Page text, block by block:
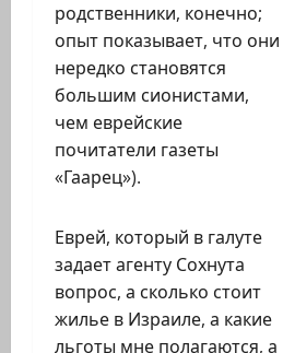
родственники, конечно;
опыт показывает, что они
нередко становятся
большим сионистами,
чем еврейские
почитатели газеты
«Гаарец»).
Еврей, который в галуте
задает агенту Сохнута
вопрос, а сколько стоит
жилье в Израиле, а какие
льготы мне полагаются, а